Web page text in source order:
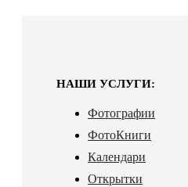
НАШИ УСЛУГИ:
Фотографии
ФотоКниги
Календари
Открытки